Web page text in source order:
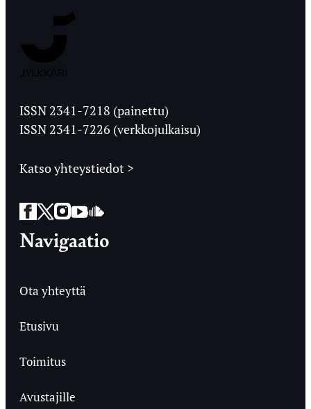
Ylioppilaslehti
ISSN 2341-7218 (painettu)
ISSN 2341-7226 (verkkojulkaisu)
Katso yhteystiedot >
Facebook
Twitter
Instagram
YouTube
SoundCloud
Navigaatio
Ota yhteyttä
Etusivu
Toimitus
Avustajille